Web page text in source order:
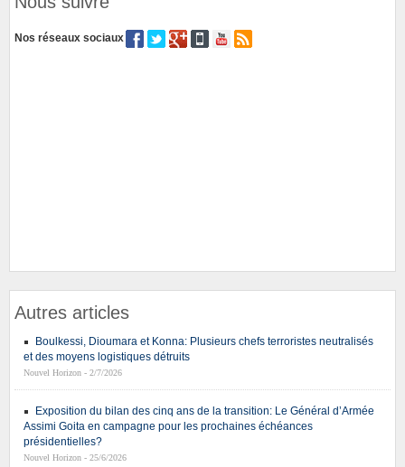
Nos réseaux sociaux
Autres articles
Boulkessi, Dioumara et Konna: Plusieurs chefs terroristes neutralisés
et des moyens logistiques détruits
Nouvel Horizon - 2/7/2026
Exposition du bilan des cinq ans de la transition: Le Général d’Armée
Assimi Goita en campagne pour les prochaines échéances
présidentielles?
Nouvel Horizon - 25/6/2026